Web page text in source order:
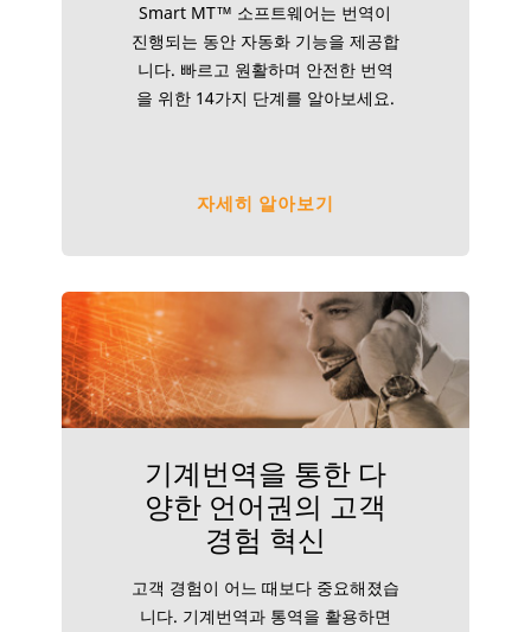
Smart MT™ 소프트웨어는 번역이
진행되는 동안 자동화 기능을 제공합
니다. 빠르고 원활하며 안전한 번역
을 위한 14가지 단계를 알아보세요.
자세히 알아보기
기계번역을 통한 다
양한 언어권의 고객
경험 혁신
고객 경험이 어느 때보다 중요해졌습
니다. 기계번역과 통역을 활용하면